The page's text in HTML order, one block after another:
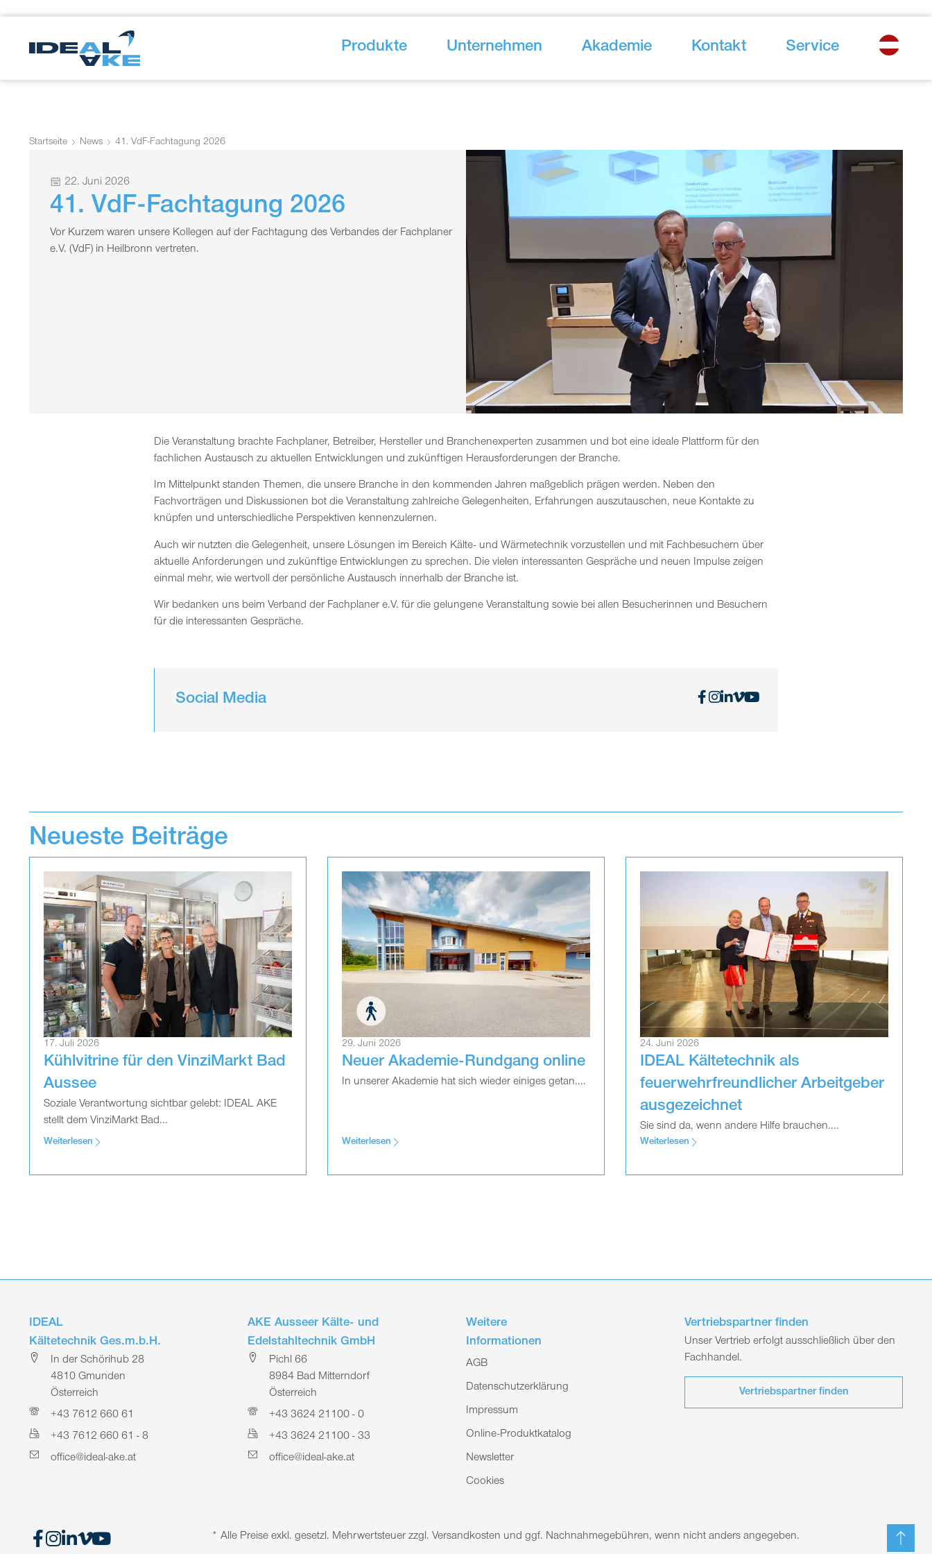
Produkte Unternehmen Akademie Kontakt Service
Startseite News 41. VdF-Fachtagung 2026
22. Juni 2026
41. VdF-Fachtagung 2026
Vor Kurzem waren unsere Kollegen auf der Fachtagung des Verbandes der Fachplaner
e.V. (VdF) in Heilbronn vertreten.
Die Veranstaltung brachte Fachplaner, Betreiber, Hersteller und Branchenexperten zusammen und bot eine ideale Plattform für den
fachlichen Austausch zu aktuellen Entwicklungen und zukünftigen Herausforderungen der Branche.
Im Mittelpunkt standen Themen, die unsere Branche in den kommenden Jahren maßgeblich prägen werden. Neben den
Fachvorträgen und Diskussionen bot die Veranstaltung zahlreiche Gelegenheiten, Erfahrungen auszutauschen, neue Kontakte zu
knüpfen und unterschiedliche Perspektiven kennenzulernen.
Auch wir nutzten die Gelegenheit, unsere Lösungen im Bereich Kälte- und Wärmetechnik vorzustellen und mit Fachbesuchern über
aktuelle Anforderungen und zukünftige Entwicklungen zu sprechen. Die vielen interessanten Gespräche und neuen Impulse zeigen
einmal mehr, wie wertvoll der persönliche Austausch innerhalb der Branche ist.
Wir bedanken uns beim Verband der Fachplaner e.V. für die gelungene Veranstaltung sowie bei allen Besucherinnen und Besuchern
für die interessanten Gespräche.
Social Media
Neueste Beiträge
17. Juli 2026
Kühlvitrine für den VinziMarkt Bad
Aussee
Soziale Verantwortung sichtbar gelebt: IDEAL AKE
stellt dem VinziMarkt Bad...
Weiterlesen
29. Juni 2026
Neuer Akademie-Rundgang online
In unserer Akademie hat sich wieder einiges getan....
Weiterlesen
24. Juni 2026
IDEAL Kältetechnik als
feuerwehrfreundlicher Arbeitgeber
ausgezeichnet
Sie sind da, wenn andere Hilfe brauchen....
Weiterlesen
IDEAL
Kältetechnik Ges.m.b.H.
In der Schörihub 28
4810 Gmunden
Österreich
+43 7612 660 61
+43 7612 660 61 - 8
office@ideal-ake.at
AKE Ausseer Kälte- und
Edelstahltechnik GmbH
Pichl 66
8984 Bad Mitterndorf
Österreich
+43 3624 21100 - 0
+43 3624 21100 - 33
office@ideal-ake.at
Weitere
Informationen
AGB
Datenschutzerklärung
Impressum
Online-Produktkatalog
Newsletter
Cookies
Vertriebspartner finden
Unser Vertrieb erfolgt ausschließlich über den
Fachhandel.
Vertriebspartner finden
* Alle Preise exkl. gesetzl. Mehrwertsteuer zzgl. Versandkosten und ggf. Nachnahmegebühren, wenn nicht anders angegeben.